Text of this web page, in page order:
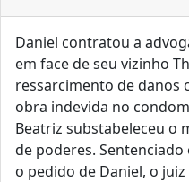
Daniel contratou a
em face de seu vizinho
ressarcimento de danos
obra indevida no
Beatriz substabeleceu o
de poderes.
o pedido de Daniel, o